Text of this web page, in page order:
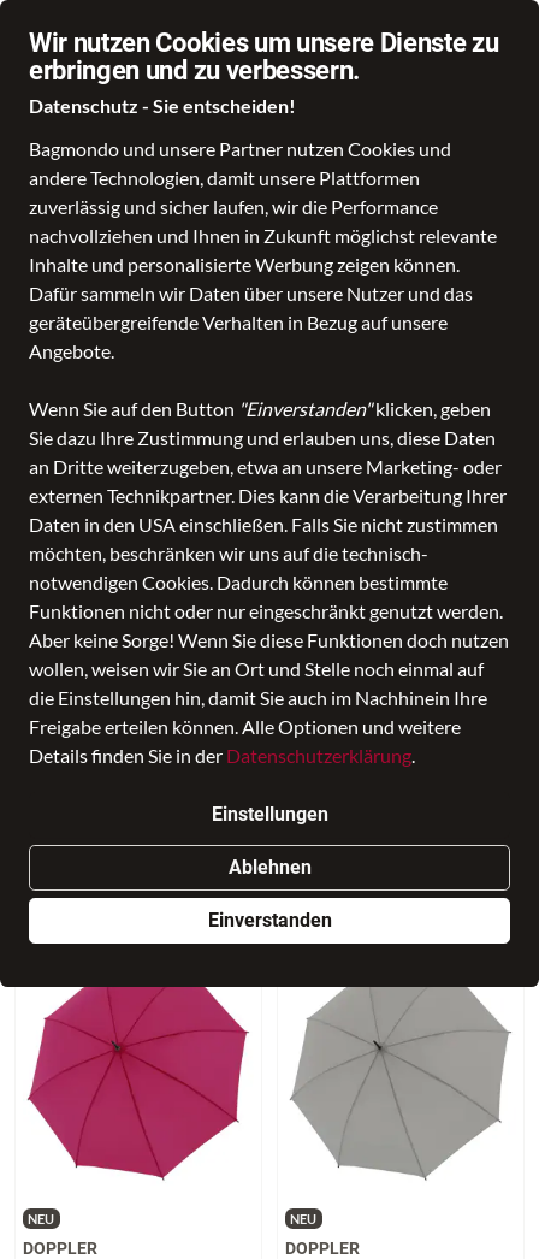
Wir nutzen Cookies um unsere Dienste zu
erbringen und zu verbessern.
Datenschutz - Sie entscheiden!
Bagmondo und unsere Partner nutzen Cookies und
andere Technologien, damit unsere Plattformen
zuverlässig und sicher laufen, wir die Performance
nachvollziehen und Ihnen in Zukunft möglichst relevante
Inhalte und personalisierte Werbung zeigen können.
Dafür sammeln wir Daten über unsere Nutzer und das
geräteübergreifende Verhalten in Bezug auf unsere
Angebote.
Wenn Sie auf den Button "Einverstanden"klicken, geben
Sie dazu Ihre Zustimmung und erlauben uns, diese Daten
an Dritte weiterzugeben, etwa an unsere Marketing- oder
externen Technikpartner. Dies kann die Verarbeitung Ihrer
Daten in den USA einschließen. Falls Sie nicht zustimmen
möchten, beschränken wir uns auf die technisch-
notwendigen Cookies. Dadurch können bestimmte
Funktionen nicht oder nur eingeschränkt genutzt werden.
Aber keine Sorge! Wenn Sie diese Funktionen doch nutzen
wollen, weisen wir Sie an Ort und Stelle noch einmal auf
die Einstellungen hin, damit Sie auch im Nachhinein Ihre
Freigabe erteilen können. Alle Optionen und weitere
Details finden Sie in der Datenschutzerklärung.
Einstellungen
Ablehnen
Einverstanden
Schule Reise Business Freizeit Fashion & Lifestyle
alle Kategorien Accessoires Schirm
Schirmin Faber Lederwaren
ALLE FILTER
SALE Marken Farbe
81 Produkte
DOPPLER
Trend Stick AC uni yellow
NEU
DOPPLER
9,99 €
NEU
DOPPLER
NEU
DOPPLER